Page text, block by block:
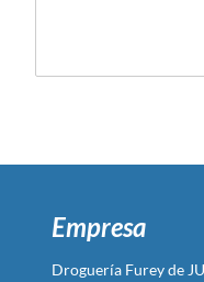
Empresa
Droguería Furey de